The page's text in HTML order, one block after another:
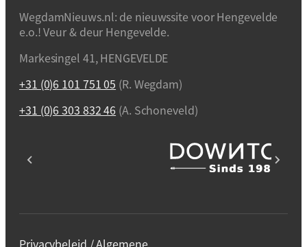
WegdamNieuws.nl: de nieuwssite voor Hengevelde
e.o.! Veur & deur Hengevelde.
Markesingel 41, HENGEVELDE
+31 (0)6 101 751 05 (R. Wegdam)
+31 (0)6 303 832 46 (A. Schoneveld)
Privacybeleid / Algemene